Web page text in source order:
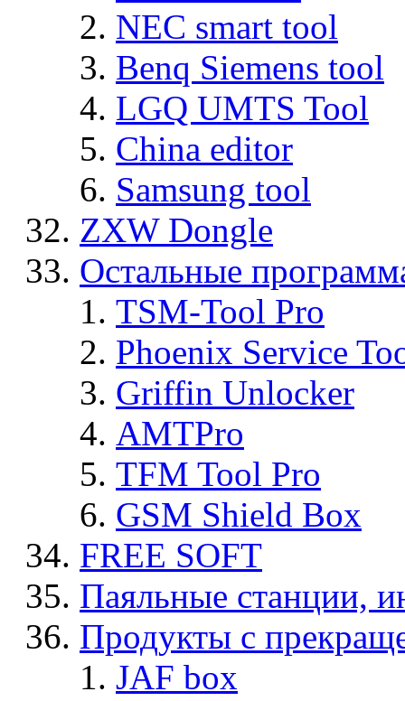
NEC smart tool
Benq Siemens tool
LGQ UMTS Tool
China editor
Samsung tool
ZXW Dongle
Остальные
TSM-Tool Pro
Phoenix Service
Griffin Unlocker
AMTPro
TFM Tool Pro
GSM Shield Box
FREE SOFT
Паяльные станции,
Продукты с
JAF box